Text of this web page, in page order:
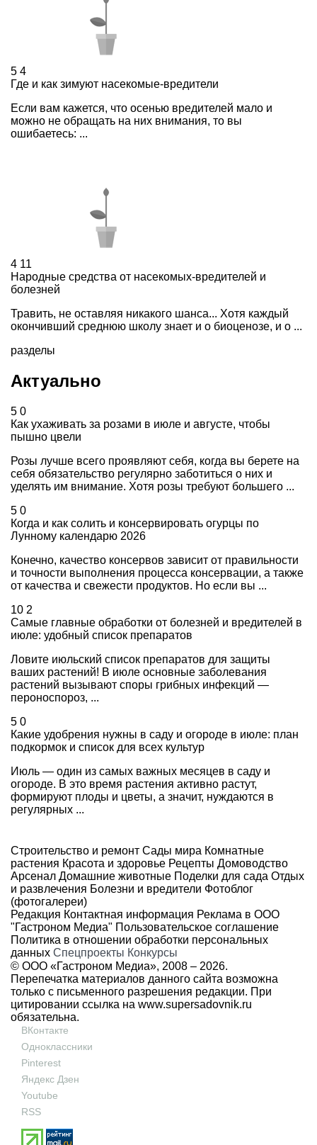
5 4
Где и как зимуют насекомые-вредители
Если вам кажется, что осенью вредителей мало и
можно не обращать на них внимания, то вы
ошибаетесь: ...
4 11
Народные средства от насекомых-вредителей и
болезней
Травить, не оставляя никакого шанса... Хотя каждый
окончивший среднюю школу знает и о биоценозе, и о ...
разделы
Актуально
5 0
Как ухаживать за розами в июле и августе, чтобы
пышно цвели
Розы лучше всего проявляют себя, когда вы берете на
себя обязательство регулярно заботиться о них и
уделять им внимание. Хотя розы требуют большего ...
5 0
Когда и как солить и консервировать огурцы по
Лунному календарю 2026
Конечно, качество консервов зависит от правильности
и точности выполнения процесса консервации, а также
от качества и свежести продуктов. Но если вы ...
10 2
Самые главные обработки от болезней и вредителей в
июле: удобный список препаратов
Ловите июльский список препаратов для защиты
ваших растений! В июле основные заболевания
растений вызывают споры грибных инфекций —
пероноспороз, ...
5 0
Какие удобрения нужны в саду и огороде в июле: план
подкормок и список для всех культур
Июль — один из самых важных месяцев в саду и
огороде. В это время растения активно растут,
формируют плоды и цветы, а значит, нуждаются в
регулярных ...
Строительство и ремонт Сады мира Комнатные
растения Красота и здоровье Рецепты Домоводство
Арсенал Домашние животные Поделки для сада Отдых
и развлечения Болезни и вредители Фотоблог
(фотогалереи)
Редакция Контактная информация Реклама в ООО
"Гастроном Медиа" Пользовательское соглашение
Политика в отношении обработки персональных
данных Спецпроекты Конкурсы
© ООО «Гастроном Медиа», 2008 – 2026.
Перепечатка материалов данного сайта возможна
только с письменного разрешения редакции. При
цитировании ссылка на www.supersadovnik.ru
обязательна.
ВКонтакте
Одноклассники
Pinterest
Яндекс Дзен
Youtube
RSS